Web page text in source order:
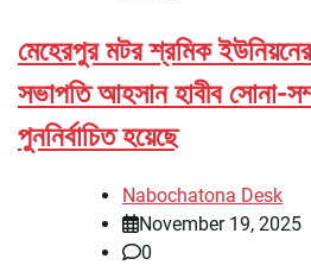
মেহেরপুর মটর শ্রমিক ইউনিয়নের
সভাপতি আহসান হাবীব সোনা-
পুননির্বাচিত হয়েছে
Nabochatona Desk
November 19, 2025
0